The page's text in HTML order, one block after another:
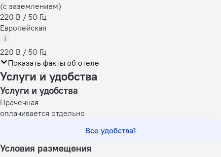
(с заземлением)
220 В / 50 Гц
Европейская
220 В / 50 Гц
Показать факты об отеле
Услуги и удобства
Услуги и удобства
Прачечная
оплачивается отдельно
Все удобства1
Условия размещения